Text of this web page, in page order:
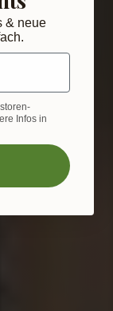
& neue
Infos in